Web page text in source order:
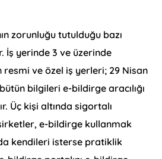
zorunluğu tutulduğu bazı
İş yerinde 3 ve üzerinde
resmi ve özel iş yerleri; 29 Nisan
bilgileri e-bildirge aracılığı
Üç kişi altında sigortalı
e-bildirge kullanmak
kendileri isterse pratiklik